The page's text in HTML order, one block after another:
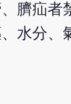
臍疝者
水分、